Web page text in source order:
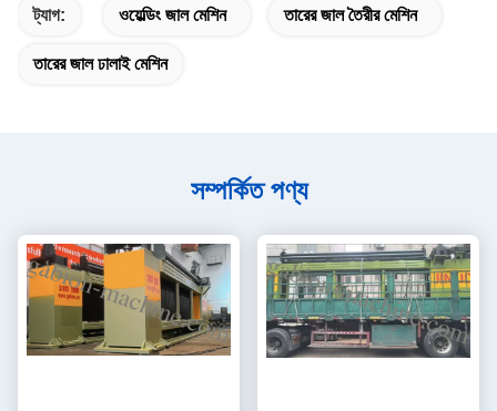
ট্যাগ: ওয়েল্ডিং জাল মেশিন তারের জাল তৈরীর মেশিন
তারের জাল ঢালাই মেশিন
সম্পর্কিত পণ্য